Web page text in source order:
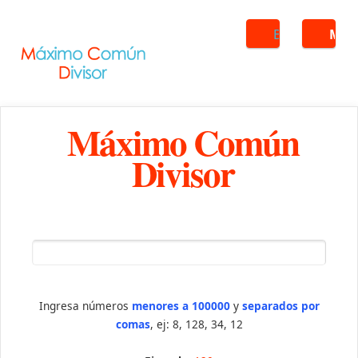
Buscar
Máximo Común
Divisor
Ingresa números menores a 100000y separados por
comas, ej: 8, 128, 34, 12